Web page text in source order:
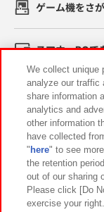
ゲーム機をさ
スマホ・PCで
イベント・キ
関連会社
プライバシーポリ
お取引先
We collect unique
analyze our traffic
share information
analytics and
other information
have collected
" here" to see
the retention
out of our sharing
Please click [Do
exercise your right.